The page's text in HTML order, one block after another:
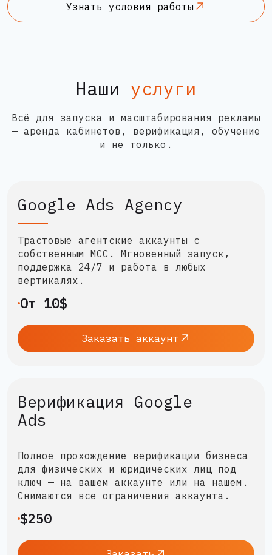
Узнать условия работы
Наши услуги
Всё для запуска и масштабирования рекламы
— аренда кабинетов, верификация, обучение
и не только.
Google Ads Agency
Трастовые агентские аккаунты с
собственным MCC. Мгновенный запуск,
поддержка 24/7 и работа в любых
вертикалях.
От 10$
Заказать аккаунт
Верификация Google
Ads
Полное прохождение верификации бизнеса
для физических и юридических лиц под
ключ — на вашем аккаунте или на нашем.
Снимаются все ограничения аккаунта.
$250